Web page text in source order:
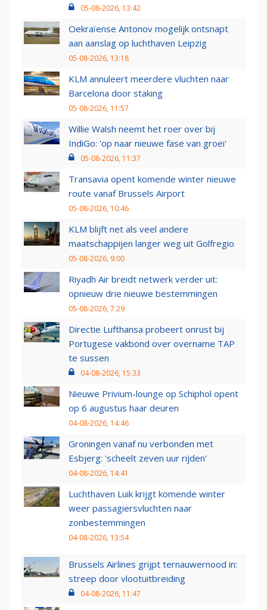
05-08-2026, 13:42
Oekraïense Antonov mogelijk ontsnapt
aan aanslag op luchthaven Leipzig
05-08-2026, 13:18
KLM annuleert meerdere vluchten naar
Barcelona door staking
05-08-2026, 11:57
Willie Walsh neemt het roer over bij
IndiGo: 'op naar nieuwe fase van groei'
05-08-2026, 11:37
Transavia opent komende winter nieuwe
route vanaf Brussels Airport
05-08-2026, 10:46
KLM blijft net als veel andere
maatschappijen langer weg uit Golfregio
05-08-2026, 9:00
Riyadh Air breidt netwerk verder uit:
opnieuw drie nieuwe bestemmingen
05-08-2026, 7:29
Directie Lufthansa probeert onrust bij
Portugese vakbond over overname TAP
te sussen
04-08-2026, 15:33
Nieuwe Privium-lounge op Schiphol opent
op 6 augustus haar deuren
04-08-2026, 14:46
Groningen vanaf nu verbonden met
Esbjerg: 'scheelt zeven uur rijden'
04-08-2026, 14:41
Luchthaven Luik krijgt komende winter
weer passagiersvluchten naar
zonbestemmingen
04-08-2026, 13:54
Brussels Airlines grijpt ternauwernood in:
streep door vlootuitbreiding
04-08-2026, 11:47